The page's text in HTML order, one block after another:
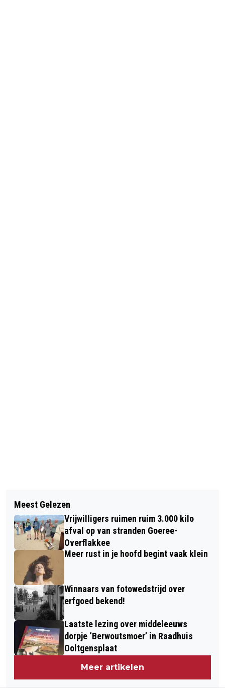
GOEDEMORGEN, HET IS VANDAAG
VRIJDAG 11 AUGUSTUS
TIJGERMUG ALWEER DIVERSE KEREN
WAARGENOMEN
Meest Gelezen
Vrijwilligers ruimen ruim 3.000 kilo
afval op van stranden Goeree-
Overflakkee
Meer rust in je hoofd begint vaak klein
Winnaars van fotowedstrijd over
erfgoed bekend!
Laatste lezing over middeleeuws
dorpje ‘Berwoutsmoer’ in Raadhuis
Ooltgensplaat
Meer artikelen